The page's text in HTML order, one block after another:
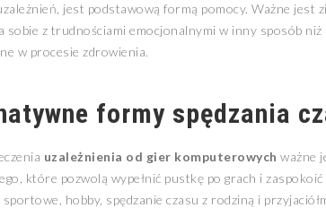
jest podstawową formą pomocy. Ważne jest
sobie z trudnościami emocjonalnymi w inny sposób
w procesie zdrowienia.
formy spędzania
uzależnienia od gier komputerowych ważne
które pozwolą wypełnić pustkę po grach i
hobby, spędzanie czasu z rodziną i